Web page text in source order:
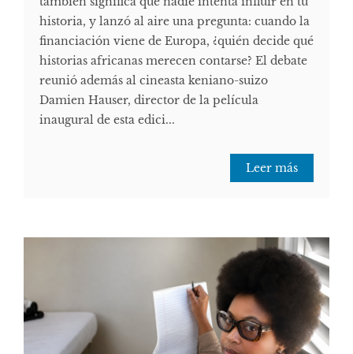
historia, y lanzó al aire una pregunta: cuando la
financiación viene de Europa, ¿quién decide qué
historias africanas merecen contarse? El debate
reunió además al cineasta keniano-suizo
Damien Hauser, director de la película
inaugural de esta edici...
Leer más